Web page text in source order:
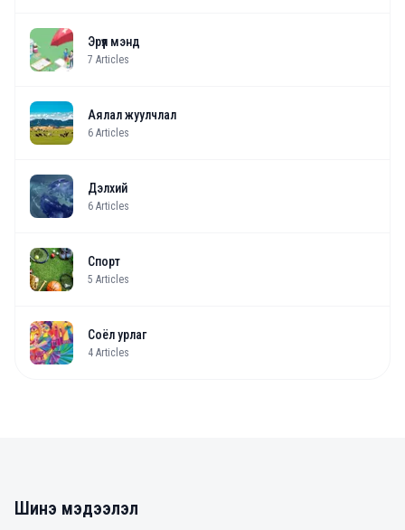
Эрүүл мэнд
7 Articles
Аялал жуулчлал
6 Articles
Дэлхий
6 Articles
Спорт
5 Articles
Соёл урлаг
4 Articles
Шинэ мэдээлэл